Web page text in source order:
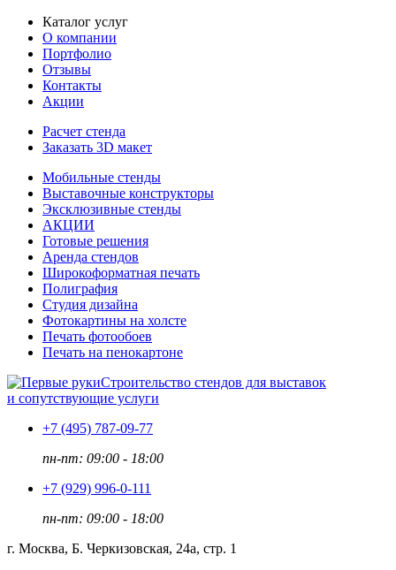
Каталог услуг
О компании
Портфолио
Отзывы
Контакты
Акции
Расчет стенда
Заказать 3D макет
Мобильные стенды
Выставочные конструкторы
Эксклюзивные стенды
АКЦИИ
Готовые решения
Аренда стендов
Широкоформатная печать
Полиграфия
Студия дизайна
Фотокартины на холсте
Печать фотообоев
Печать на пенокартоне
Строительство стендов для выставок
и сопутствующие услуги
+7 (495) 787-09-77
пн-пт: 09:00 - 18:00
+7 (929) 996-0-111
пн-пт: 09:00 - 18:00
г. Москва, Б. Черкизовская, 24а, стр. 1